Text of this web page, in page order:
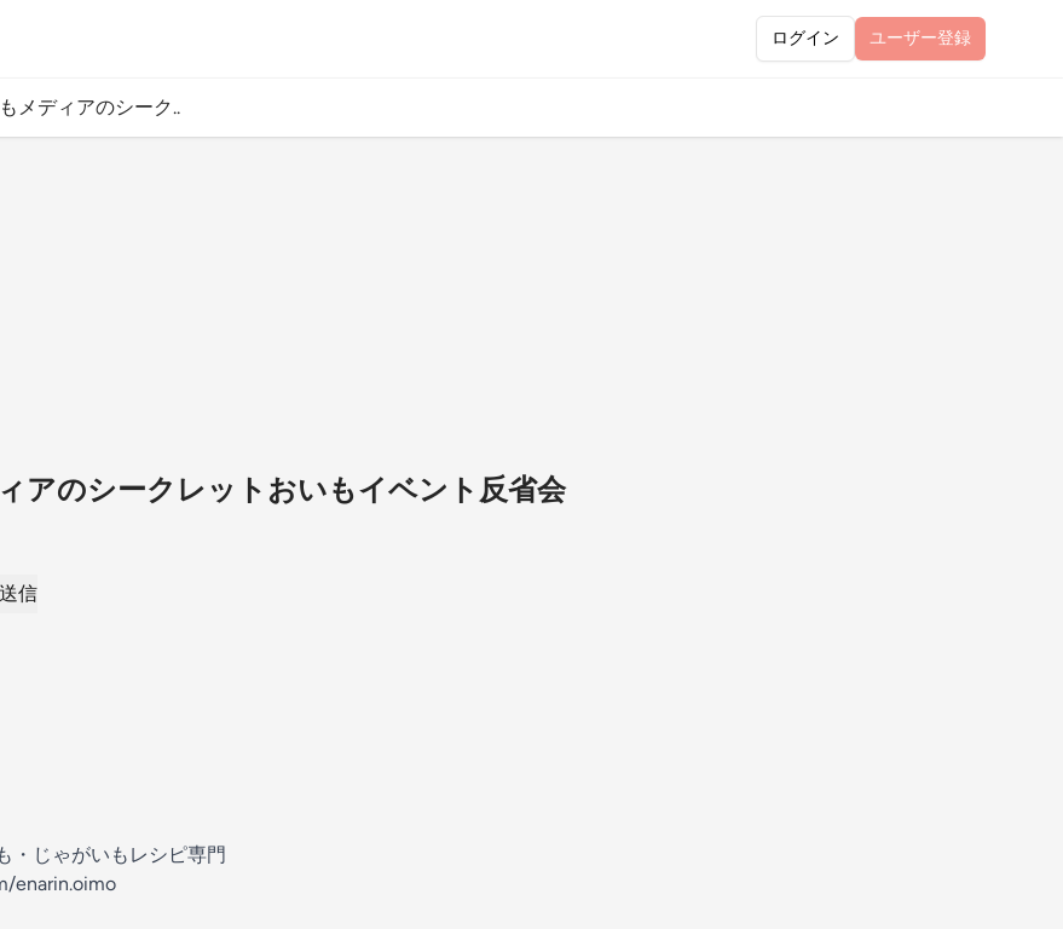
ログイン ユーザー登録
メディアのシーク..
アのシークレットおいもイベント反省会
信
じゃがいもレシピ専門
enarin.oimo